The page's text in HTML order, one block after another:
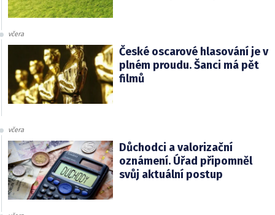
včera
České oscarové hlasování je v
plném proudu. Šanci má pět
filmů
včera
Důchodci a valorizační
oznámení. Úřad připomněl
svůj aktuální postup